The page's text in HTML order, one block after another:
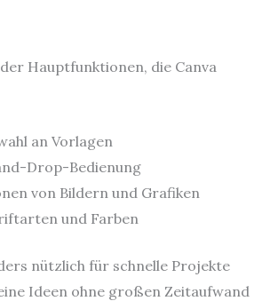
Hauptfunktionen, die Canva
an Vorlagen
Drop-Bedienung
von Bildern und Grafiken
und Farben
nützlich für schnelle Projekte
Ideen ohne großen Zeitaufwand